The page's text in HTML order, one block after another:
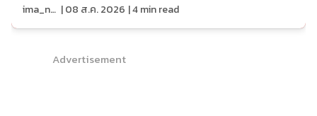
ima_nan |08 ส.ค. 2026 |4min read
Advertisement